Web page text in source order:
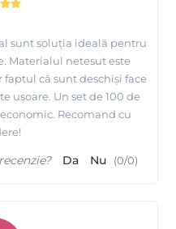
sunt soluția ideală pentru
Materialul netesut este
că sunt deschiși face
ușoare. Un set de 100 de
Recomand cu
Da Nu (0/0)